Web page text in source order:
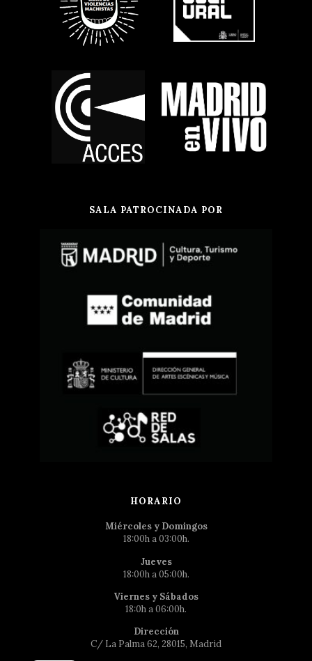
SALA PATROCINADA POR
HORARIO
Miércoles y Domingos
18:00h a 03:00h.
Jueves
18:00h a 05:00h.
Viernes y Sábados
18:0h a 06:00h.
Dirección
C/ La Palma 62, 28015, Madrid